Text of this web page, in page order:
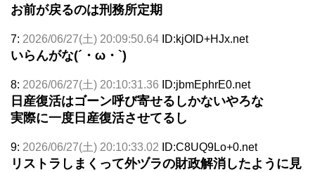
お前が戻るのは刑務所定期
7: 2026/06/27(土) 20:09:50.64 ID:kjOlD+HJx.net
いらんがな(´・ω・`)
8: 2026/06/27(土) 20:10:31.36 ID:jbmEphrE0.net
日産復活はゴーン呼び寄せるしかないやろな
実際に一度日産復活させてるし
9: 2026/06/27(土) 20:10:33.02 ID:C8UQ9Lo+0.net
リストラしまくって外ヅラの財政解消したように見